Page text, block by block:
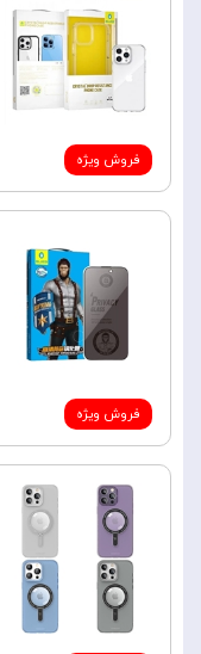
فروش ویژه
فروش ویژه